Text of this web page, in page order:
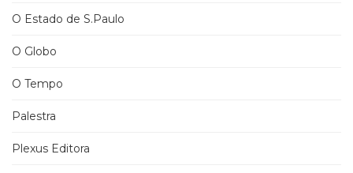
O Estado de S.Paulo
O Globo
O Tempo
Palestra
Plexus Editora